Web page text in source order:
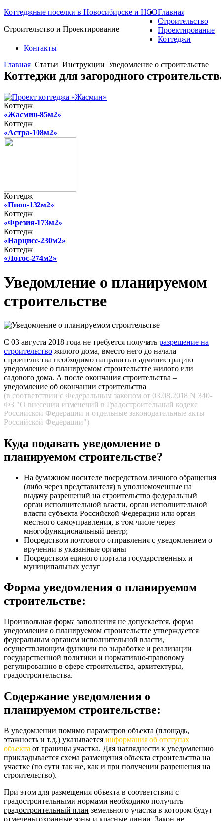
Коттеджные поселки в Новосибирске и НСО
Строительство и Проектирование
Главная
Строительство
Проектирование
Коттеджи
Контакты
Главная Статьи Инструкции Уведомление о строительстве
Коттеджи для загородного
Коттедж
«Жасмин-85м2»
Коттедж
«Астра-108м2»
Коттедж
«Пион-132м2»
Коттедж
«Фрезия-173м2»
Коттедж
«Нарцисс-230м2»
Коттедж
«Лотос-274м2»
Уведомление о планируемом
строительстве
С 03 августа 2018 года не требуется получать разрешение на
строительство жилого дома, вместо него до начала
строительства необходимо направить в администрацию
уведомление о планируемом строительстве жилого или
садового дома. А после окончания строительства –
уведомление об окончании строительства.
(в соответствии с Федеральным законом от 03.08.2018 N 340-
ФЗ "О внесении изменений в Градостроительный кодекс
Российской Федерации и отдельные законодательные акты
Российской Федерации")
Куда подавать уведомление о
планируемом строительстве?
На бумажном носителе посредством личного обращения
(либо через представителя) в уполномоченные на
выдачу разрешений на строительство федеральный
орган исполнительной власти, орган исполнительной
власти субъекта Российской Федерации или орган
местного самоуправления, в том числе через
многофункциональный центр;
Посредством почтового отправления с уведомлением о
вручении в указанные органы
Посредством единого портала государственных и
муниципальных услуг
Форма уведомления о планируемом
строительстве:
Произвольная форма заполнения не допускается, форма
уведомления о планируемом строительстве утверждается
федеральным органом исполнительной власти,
осуществляющим функции по выработке и реализации
государственной политики и нормативно-правовому
регулированию в сфере строительства, архитектуры,
градостроительства.
Содержание уведомления о
планируемом строительстве:
В уведомлении помимо параметров объекта (площадь,
этажность и т.д.) указывается информация об отступах
объекта от границы участка. Для наглядности к уведомлению
прикладывается схема размещения объекта строительства на
участке (по сути так же, как и при получении разрешения на
строительство).
При этом для размещения объекта в соответствии с
градостроительными нормами необходимо получить
градостроительный план земельного участка в котором будут
отмечены охранные зоны и красные линии. Закон не